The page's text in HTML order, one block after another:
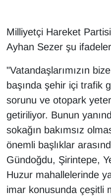
Milliyetçi Hareket
Ayhan Sezer şu
"Vatandaşlarımızın
başında şehir içi trafik
sorunu ve otopark
getiriliyor. Bunun
sokağın bakımsız
önemli başlıklar
Gündoğdu, Şirintepe,
Huzur mahallelerinde
imar konusunda çeşitli